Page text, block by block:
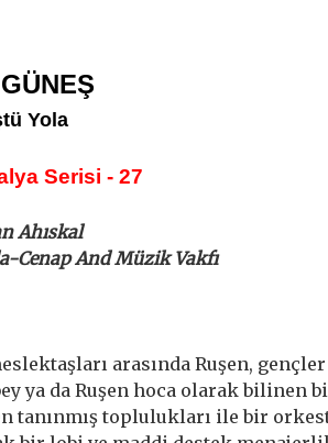
Yola
Serisi - 27
Ahıskal
Cenap And Müzik Vakfı
arasında Ruşen,
ya da Ruşen hoca olarak bilinen
tanınmış toplulukları ile bir